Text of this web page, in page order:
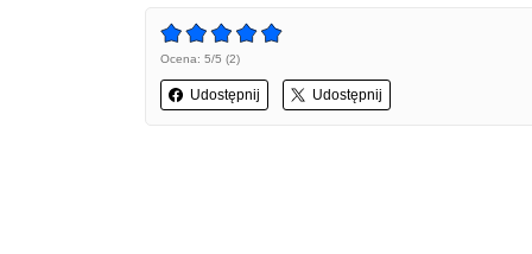
Ocena: 5/5 (2)
Udostępnij Udostępnij